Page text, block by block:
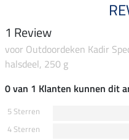
1 Review
voor Outdoordeken Kadir
halsdeel, 250 g
0 van 1 Klanten kunnen dit
5 Sterren
4 Sterren